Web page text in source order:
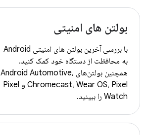
بولتن های امنیتی
با بررسی آخرین بولتن های امنیتی Android
به محافظت از دستگاه خود کمک کنید.
همچنین بولتن‌های Android Automotive،
Chromecast، Wear OS، Pixel و Pixel
Watch را ببینید.